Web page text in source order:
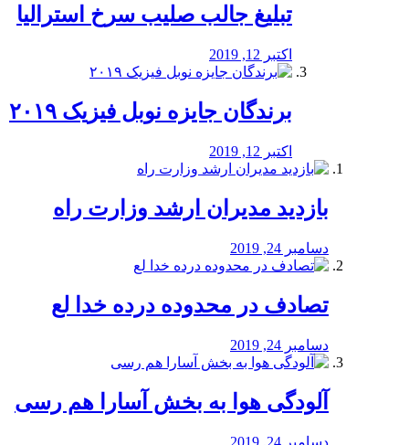
تبلیغ جالب صلیب سرخ استرالیا
اکتبر 12, 2019
برندگان جایزه نوبل فیزیک ۲۰۱۹
اکتبر 12, 2019
بازدید مدیران ارشد وزارت راه
دسامبر 24, 2019
تصادف در محدوده درده خدا لع
دسامبر 24, 2019
آلودگی هوا به بخش آسارا هم رسی
دسامبر 24, 2019